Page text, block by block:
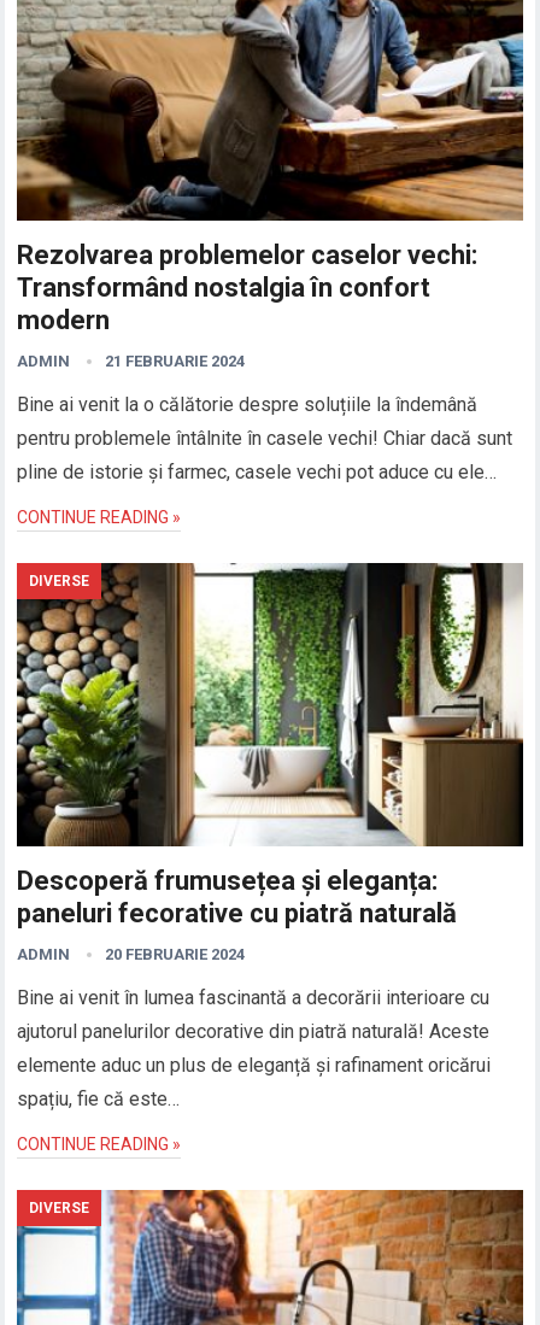
Rezolvarea problemelor caselor vechi:
Transformând nostalgia în confort
modern
ADMIN 21 FEBRUARIE 2024
Bine ai venit la o călătorie despre soluțiile la îndemână
pentru problemele întâlnite în casele vechi! Chiar dacă sunt
pline de istorie și farmec, casele vechi pot aduce cu ele…
CONTINUE READING »
DIVERSE
Descoperă frumusețea și eleganța:
paneluri fecorative cu piatră naturală
ADMIN 20 FEBRUARIE 2024
Bine ai venit în lumea fascinantă a decorării interioare cu
ajutorul panelurilor decorative din piatră naturală! Aceste
elemente aduc un plus de eleganță și rafinament oricărui
spațiu, fie că este…
CONTINUE READING »
DIVERSE